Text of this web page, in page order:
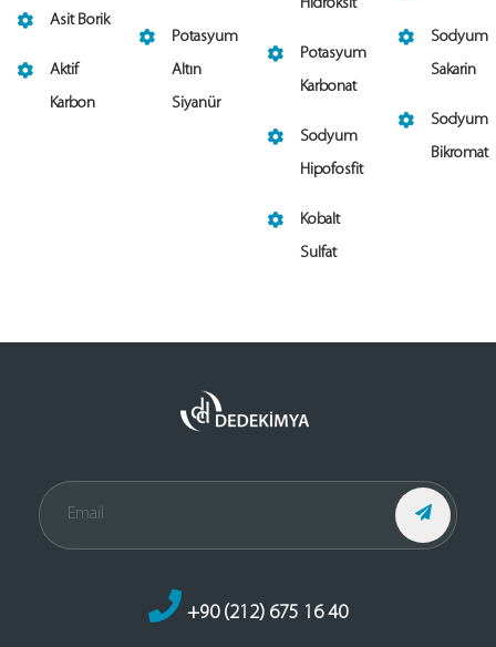
Asit Borik
Aktif
Karbon
Potasyum
Altın
Siyanür
Hidroksit
Potasyum
Karbonat
Sodyum
Hipofosfit
Kobalt
Sulfat
Sodyum
Sakarin
Sodyum
Bikromat
+90 (212) 675 16 40